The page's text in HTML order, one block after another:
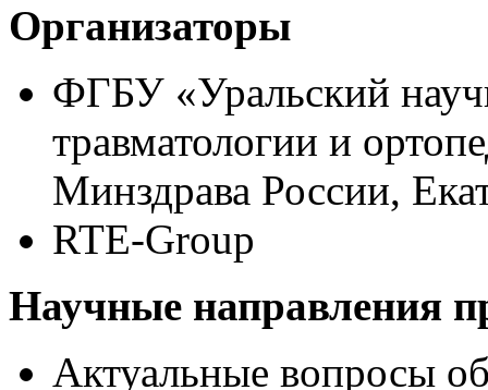
Организаторы
ФГБУ «Уральский
травматологии и
Минздрава России,
RTE-Group
Научные направления
Актуальные вопросы